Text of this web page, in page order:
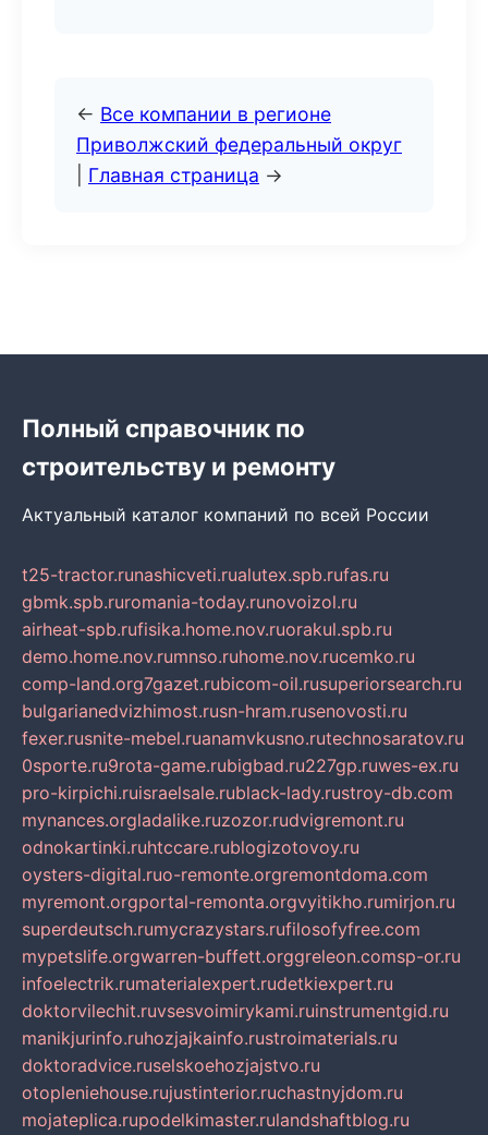
← Все компании в регионе
Приволжский федеральный округ
Главная страница →
Полный справочник по
строительству и ремонту
Актуальный каталог компаний по всей России
t25-tractor.runashicveti.rualutex.spb.rufas.ru
gbmk.spb.ruromania-today.runovoizol.ru
airheat-spb.rufisika.home.nov.ruorakul.spb.ru
demo.home.nov.rumnso.ruhome.nov.rucemko.ru
comp-land.org7gazet.rubicom-oil.rusuperiorsearch.ru
bulgarianedvizhimost.rusn-hram.rusenovosti.ru
fexer.rusnite-mebel.ruanamvkusno.rutechnosaratov.ru
0sporte.ru9rota-game.rubigbad.ru227gp.ruwes-ex.ru
pro-kirpichi.ruisraelsale.rublack-lady.rustroy-db.com
mynances.orgladalike.ruzozor.rudvigremont.ru
odnokartinki.ruhtccare.rublogizotovoy.ru
oysters-digital.ruo-remonte.orgremontdoma.com
myremont.orgportal-remonta.orgvyitikho.rumirjon.ru
superdeutsch.rumycrazystars.rufilosofyfree.com
mypetslife.orgwarren-buffett.orggreleon.comsp-or.ru
infoelectrik.rumaterialexpert.rudetkiexpert.ru
doktorvilechit.ruvsesvoimirykami.ruinstrumentgid.ru
manikjurinfo.ruhozjajkainfo.rustroimaterials.ru
doktoradvice.ruselskoehozjajstvo.ru
otopleniehouse.rujustinterior.ruchastnyjdom.ru
mojateplica.rupodelkimaster.rulandshaftblog.ru